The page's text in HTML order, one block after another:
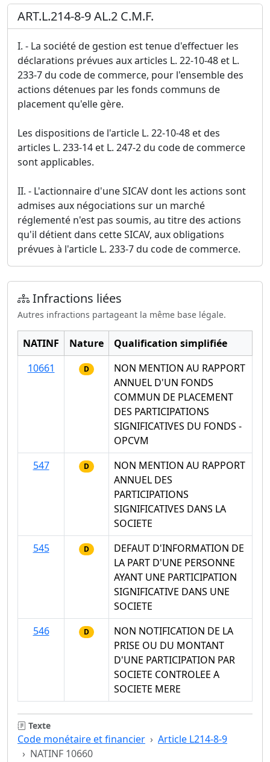
ART.L.214-8-9 AL.2 C.M.F.
I. - La société de gestion est tenue d'effectuer les
déclarations prévues aux articles L. 22-10-48 et L.
233-7 du code de commerce, pour l'ensemble des
actions détenues par les fonds communs de
placement qu'elle gère.
Les dispositions de l'article L. 22-10-48 et des
articles L. 233-14 et L. 247-2 du code de commerce
sont applicables.
II. - L'actionnaire d'une SICAV dont les actions sont
admises aux négociations sur un marché
réglementé n'est pas soumis, au titre des actions
qu'il détient dans cette SICAV, aux obligations
prévues à l'article L. 233-7 du code de commerce.
Infractions liées
Autres infractions partageant la même base légale.
NATINF Nature
Qualification simplifiée
10661
D
NON MENTION AU RAPPORT
ANNUEL D'UN FONDS
COMMUN DE PLACEMENT
DES PARTICIPATIONS
SIGNIFICATIVES DU FONDS -
OPCVM
547
D
NON MENTION AU RAPPORT
ANNUEL DES
PARTICIPATIONS
SIGNIFICATIVES DANS LA
SOCIETE
545
D
DEFAUT D'INFORMATION DE
LA PART D'UNE PERSONNE
AYANT UNE PARTICIPATION
SIGNIFICATIVE DANS UNE
SOCIETE
546
D
NON NOTIFICATION DE LA
PRISE OU DU MONTANT
D'UNE PARTICIPATION PAR
SOCIETE CONTROLEE A
SOCIETE MERE
Texte
Code monétaire et financier
Article L214-8-9
NATINF 10660